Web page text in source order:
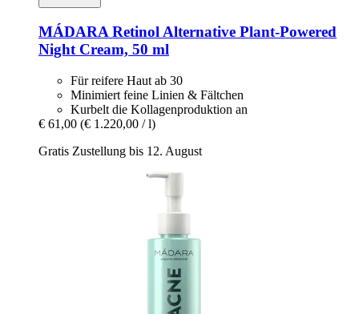
MÁDARARetinol Alternative Plant-​Powered
Night Cream, 50 ml
Für reifere Haut ab 30
Minimiert feine Linien & Fältchen
Kurbelt die Kollagenproduktion an
€ 61,00 (€ 1.220,00 / l)
Gratis Zustellung bis 12. August